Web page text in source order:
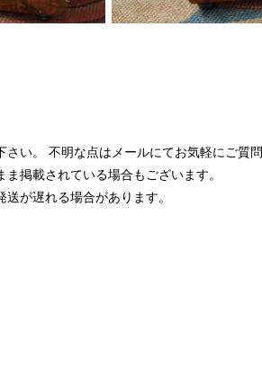
い。 不明な点はメールにてお気軽にご質問
掲載されている場合もございます。
が遅れる場合があります。